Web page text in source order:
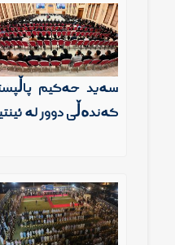
سەید حەكیم
گەندەڵی دوور لە